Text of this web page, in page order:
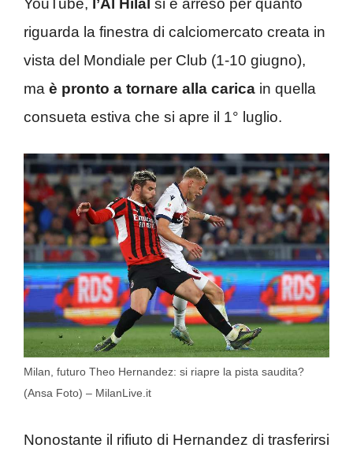
riguarda la finestra di calciomercato creata in
vista del Mondiale per Club (1-10 giugno),
ma è pronto a tornare alla carica in quella
consueta estiva che si apre il 1° luglio.
Milan, futuro Theo Hernandez: si riapre la pista saudita?
(Ansa Foto) – MilanLive.it
Nonostante il rifiuto di Hernandez di trasferirsi